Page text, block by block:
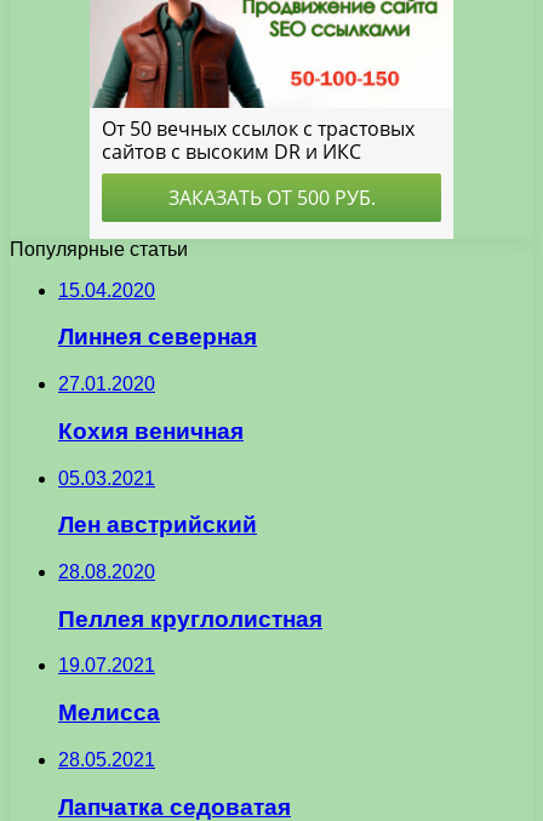
Популярные статьи
15.04.2020
Линнея северная
27.01.2020
Кохия веничная
05.03.2021
Лен австрийский
28.08.2020
Пеллея круглолистная
19.07.2021
Мелисса
28.05.2021
Лапчатка седоватая